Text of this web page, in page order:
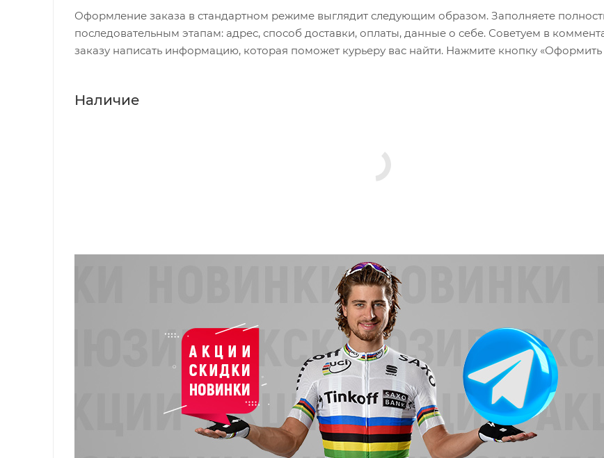
Оформление заказа в стандартном режиме выглядит следующим образом. Заполняете
последовательным этапам: адрес, способ доставки, оплаты, данные о себе. Советуем в
заказу написать информацию, которая поможет курьеру вас найти. Нажмите кнопку «Оформить
Наличие